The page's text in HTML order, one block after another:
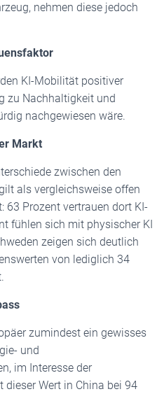
nehmen diese jedoch
KI-Mobilität positiver
zu Nachhaltigkeit und
nachgewiesen wäre.
Markt
zwischen den
als vergleichsweise offen
63 Prozent vertrauen dort KI-
fühlen sich mit physischer KI
zeigen sich deutlich
von lediglich 34
zumindest ein gewisses
und
im Interesse der
dieser Wert in China bei 94